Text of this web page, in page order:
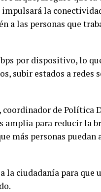
la
a las personas que
por dispositivo, lo
subir estados a redes
de Política
amplia para reducir la
más personas puedan
la ciudadanía para que